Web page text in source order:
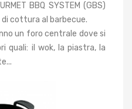
BBQ SYSTEM (GBS)
cottura al barbecue.
un foro centrale dove si
quali: il wok, la piastra, la